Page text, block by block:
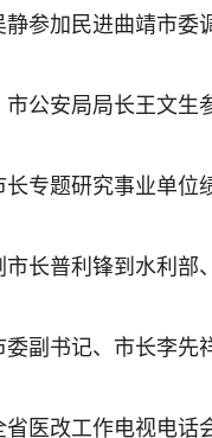
静参加民进曲靖市委
市公安局局长王文生
长专题研究事业单位
长普利锋到水利部
副书记、市长李先
省医改工作电视电